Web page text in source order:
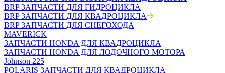
BRP ЗАПЧАСТИ ДЛЯ ГИДРОЦИКЛА
BRP ЗАПЧАСТИ ДЛЯ КВАДРОЦИКЛА
BRP ЗАПЧАСТИ ДЛЯ СНЕГОХОДА
MAVERICK
ЗАПЧАСТИ HONDA ДЛЯ КВАДРОЦИКЛА
ЗАПЧАСТИ HONDA ДЛЯ ЛОДОЧНОГО МОТОРА
Johnson 225
POLARIS ЗАПЧАСТИ ДЛЯ КВАДРОЦИКЛА